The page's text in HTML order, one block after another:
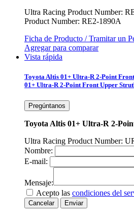
Ultra Racing Product Number:
Product Number: RE2-1890A
Ficha de Producto / Tramitar un
Agregar para comparar
Vista rápida
Toyota Altis 01+ Ultra-R 2-Point
01+ Ultra-R 2-Point Front Upper
Pregúntanos
Toyota Altis 01+ Ultra-R 2-
Ultra Racing Product Number:
Nombre:
E-mail:
Mensaje:
Acepto las condiciones del
Cancelar Enviar